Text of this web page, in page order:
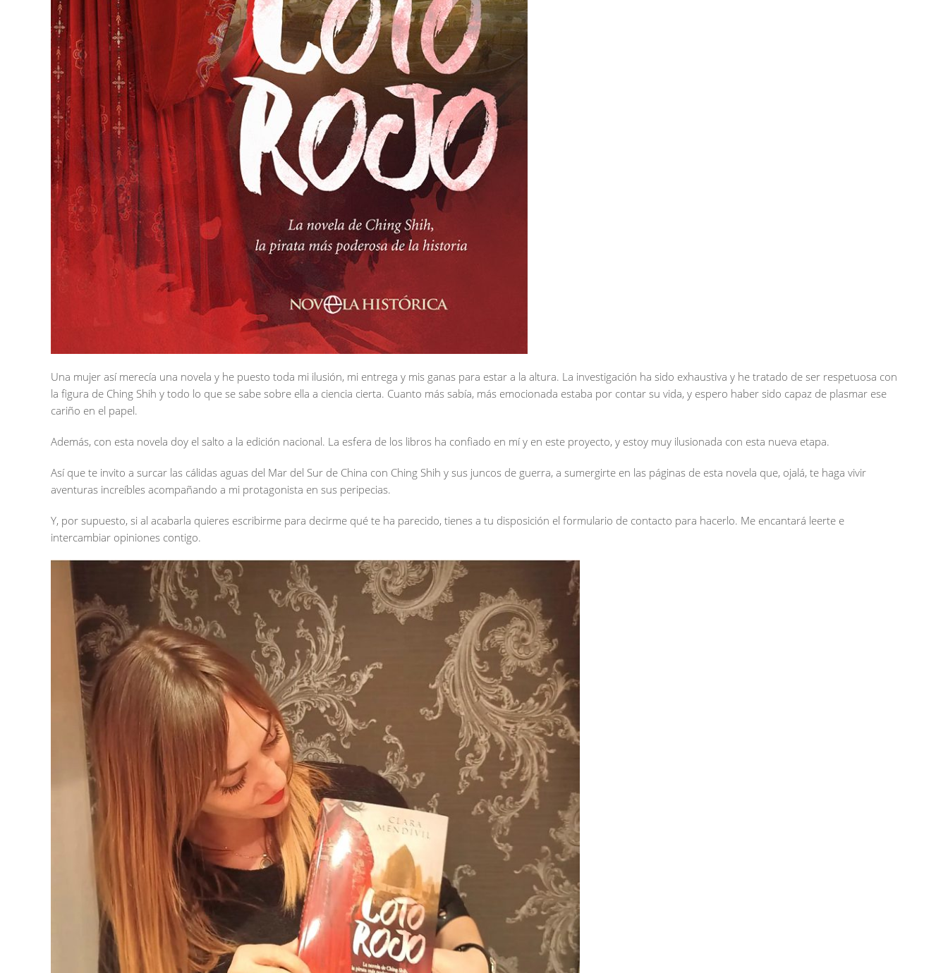
Una mujer así merecía una novela y he puesto toda mi ilusión, mi entrega y mis ganas para estar a la altura. La investigación ha sido exhaustiva y he tratado de ser respetuosa con
la figura de Ching Shih y todo lo que se sabe sobre ella a ciencia cierta. Cuanto más sabía, más emocionada estaba por contar su vida, y espero haber sido capaz de plasmar ese
cariño en el papel.
Además, con esta novela doy el salto a la edición nacional. La esfera de los libros ha confiado en mí y en este proyecto, y estoy muy ilusionada con esta nueva etapa.
Así que te invito a surcar las cálidas aguas del Mar del Sur de China con Ching Shih y sus juncos de guerra, a sumergirte en las páginas de esta novela que, ojalá, te haga vivir
aventuras increíbles acompañando a mi protagonista en sus peripecias.
Y, por supuesto, si al acabarla quieres escribirme para decirme qué te ha parecido, tienes a tu disposición el formulario de contacto para hacerlo. Me encantará leerte e
intercambiar opiniones contigo.